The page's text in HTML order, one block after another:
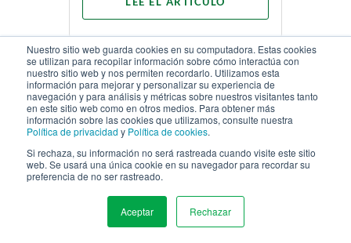
Nuestro sitio web guarda cookies en su computadora. Estas cookies
se utilizan para recopilar información sobre cómo interactúa con
nuestro sitio web y nos permiten recordarlo. Utilizamos esta
información para mejorar y personalizar su experiencia de
navegación y para análisis y métricas sobre nuestros visitantes tanto
en este sitio web como en otros medios. Para obtener más
información sobre las cookies que utilizamos, consulte nuestra
Política de privacidad y Política de cookies.
Si rechaza, su información no será rastreada cuando visite este sitio
web. Se usará una única cookie en su navegador para recordar su
preferencia de no ser rastreado.
Aceptar Rechazar
SEDE CORPORATIVA DE WSI
91 Skyway Avenue, Suite 104
Etobicoke, ON, Canada
M9W 6R5
Local:
905.678.7588
US Toll-Free:
888.678.7588